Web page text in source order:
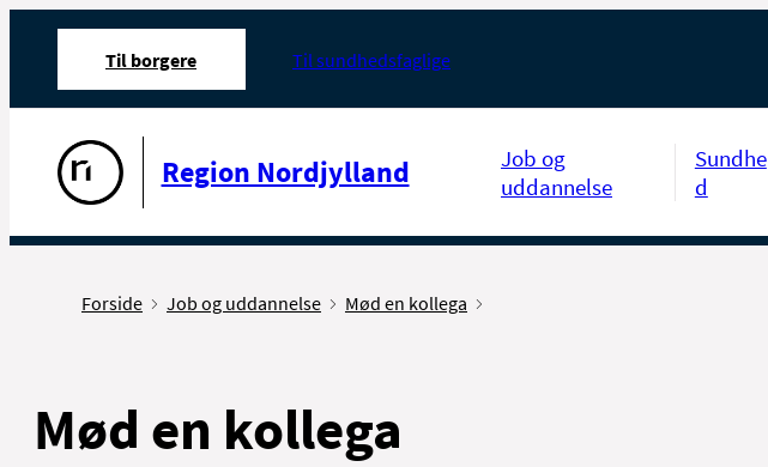
Til borgere Til sundhedsfaglige
Region Nordjylland
Job og
uddannelse
Sundhe
d
Forside Job og uddannelse Mød en kollega
Mød en kollega